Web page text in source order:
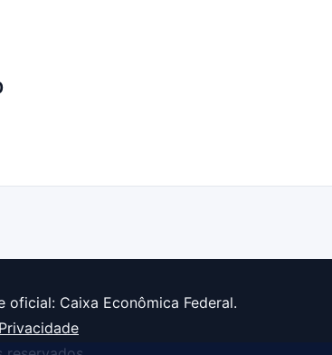
Caixa Econômica Federal.